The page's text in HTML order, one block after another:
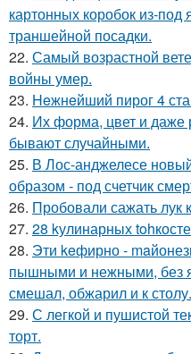
картонных коробок из-под
траншейной посадки.
22. Самый возрастной
войны умер.
23. Heжнeйший пирог 4
24. Их форма, цвет и даже
бывают случайными.
25. В Лос-анджелесе
образом - под счетчик
26. Пробовали сажать лук
27. 28 kулинарных
28. Эти keфирно -
пышными и нежными, без
смешал, обжарил и к столу.
29. С легкой и пушистой
торт.